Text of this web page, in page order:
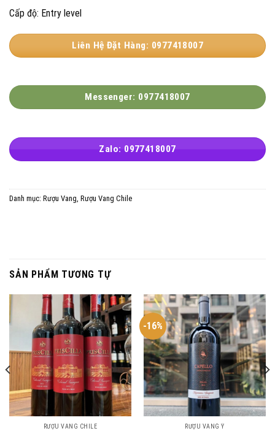
Cấp độ: Entry level
Liên Hệ Đặt Hàng: 0977418007
Messenger: 0977418007
Zalo: 0977418007
Danh mục: Rượu Vang, Rượu Vang Chile
SẢN PHẨM TƯƠNG TỰ
RƯỢU VANG CHILE
-16%
RƯỢU VANG Ý